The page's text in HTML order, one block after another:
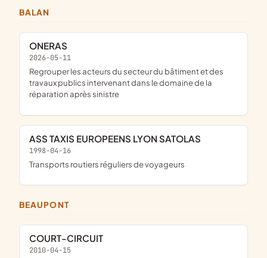
BALAN
ONERAS
2026-05-11
regrouper les acteurs du secteur du bâtiment et des
travaux publics intervenant dans le domaine de la
réparation après sinistre
ASS TAXIS EUROPEENS LYON SATOLAS
1998-04-16
Transports routiers réguliers de voyageurs
BEAUPONT
COURT-CIRCUIT
2010-04-15